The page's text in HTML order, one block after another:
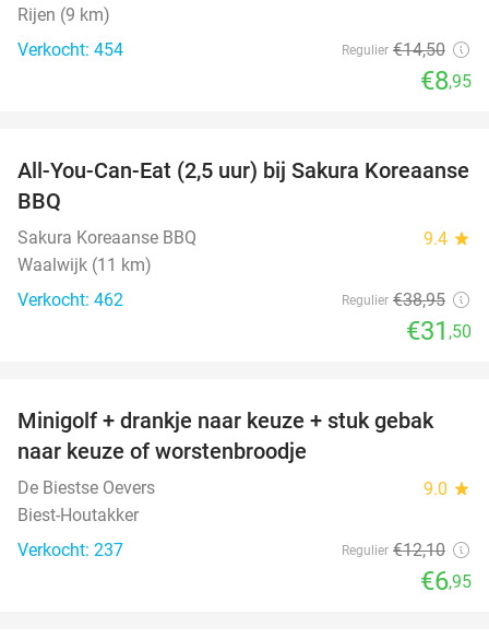
Rijen (9 km)
Verkocht: 454
Regulier €14,50
€8,95
19%
All-You-Can-Eat (2,5 uur) bij Sakura Koreaanse
BBQ
Sakura Koreaanse BBQ 9.4 star
Waalwijk (11 km)
Verkocht: 462
Regulier €38,95
€31 ,50
43%
Minigolf + drankje naar keuze + stuk gebak
naar keuze of worstenbroodje
De Biestse Oevers 9.0 star
Biest-Houtakker
Verkocht: 237
Regulier €12,10
€6,95